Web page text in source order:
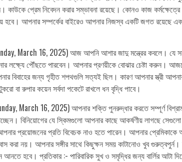
প্রেম নিবেদন করার সম্ভাবনা রয়েছে। কোনও কাজ
হবে। আপনার সম্পর্কের বাইরেও আপনার নিজস্ব একটি জগত রয়েছে
March 16, 2025) আজ আপনি আশার জাদু মন্ত্রের কবলে। যে
লক্ষ্যে পৌঁছতে পারবেন। আপনার প্রণয়ীকে বোঝার চেষ্টা করুন।
জন্য গৃহীত শপথগুলি সত্যই ছিল। কারণ আপনার স্ত্রী
বা রুপার কয়েন সর্বদা পকেটে রাখলে ধন বৃদ্ধি পাবে।
March 16, 2025) আপনার শক্তি পুনরুদ্ধার করতে সম্পূর্ণ
বিনিয়োগের যে স্কিমগুলো আপনার কাছে আকর্ষণীয় লাগছে
প্রয়োজনের প্রতি বিবেচক নাও হতে পারেন। আপনার
করা নয়। আপনার সঙ্গীর সাথে কিছুক্ষন সময় কাটানোও খুব
হবে। প্রতিকার :- পারিবারিক সুখ ও সমৃদ্ধির জন্য বার্লির আটা